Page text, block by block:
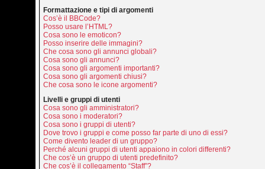
Formattazione e tipi di argomenti
Cos’è il BBCode?
Posso usare l’HTML?
Cosa sono le emoticon?
Posso inserire delle immagini?
Che cosa sono gli annunci globali?
Cosa sono gli annunci?
Cosa sono gli argomenti importanti?
Cosa sono gli argomenti chiusi?
Che cosa sono le icone argomenti?
Livelli e gruppi di utenti
Cosa sono gli amministratori?
Cosa sono i moderatori?
Cosa sono i gruppi di utenti?
Dove trovo i gruppi e come posso far parte di uno di essi?
Come divento leader di un gruppo?
Perché alcuni gruppi di utenti appaiono in colori differenti?
Che cos’è un gruppo di utenti predefinito?
Che cos’è il collegamento “Staff”?